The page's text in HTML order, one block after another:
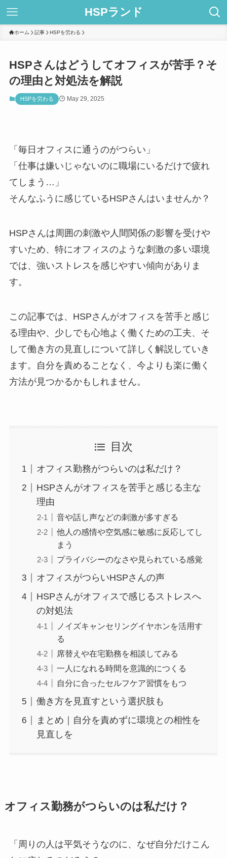
HSPランド
ホーム 記事 HSPを労わる
HSPさんはどうしてオフィスが苦手？そ
の理由と対処法を解説
HSPを労わる May 29, 2025
「毎日オフィスに通うのがつらい」
「仕事は嫌いじゃないのに職場にいるだけで疲れ
てしまう…」
そんなふうに感じているHSPさんはいませんか？
HSPさんは周囲の刺激や人間関係の影響を受けや
すいため、特にオフィスのような刺激の多い環境
では、強いストレスを感じやすい傾向がありま
す。
この記事では、HSPさんがオフィスを苦手と感じ
る理由や、少しでも心地よく働くための工夫、そ
して働き方の見直しについて詳しく解説していき
ます。自分を責めることなく、今よりも楽に働く
方法が見つかるかもしれません。
目次
オフィス勤務がつらいのは私だけ？
HSPさんがオフィスを苦手と感じる主な
理由
音や話し声などの刺激が多すぎる
他人の感情や空気感に敏感に反応してし
まう
プライバシーのなさや見られている感覚
オフィスがつらいHSPさんの声
HSPさんがオフィスで感じるストレスへ
の対処法
ノイズキャンセリングイヤホンを活用す
る
席替えや在宅勤務を相談してみる
一人になれる時間を意識的につくる
自分に合ったセルフケア習慣をもつ
働き方を見直すという選択肢も
まとめ｜自分を責めずに環境との相性を
見直しを
オフィス勤務がつらいのは私だけ？
「周りの人は平気そうなのに、なぜ自分だけこん